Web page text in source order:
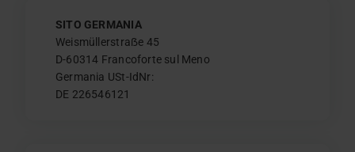
SITO GERMANIA
Weismüllerstraẞe 45
D-60314 Francoforte sul Meno
Germania USt-IdNr:
DE 226546121